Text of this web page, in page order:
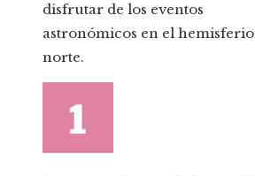
disfrutar de los eventos
astronómicos en el hemisferio
norte.